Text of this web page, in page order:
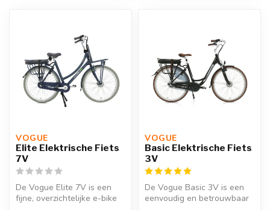
VOGUE
Elite Elektrische Fiets
7V
De Vogue Elite 7V is een
fijne, overzichtelijke e-bike
VOGUE
Basic Elektrische Fiets
3V
De Vogue Basic 3V is een
eenvoudig en betrouwbaar